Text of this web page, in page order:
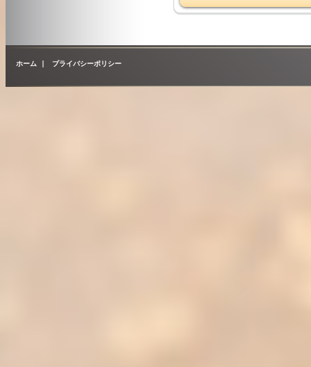
ホーム プライバシーポリシー